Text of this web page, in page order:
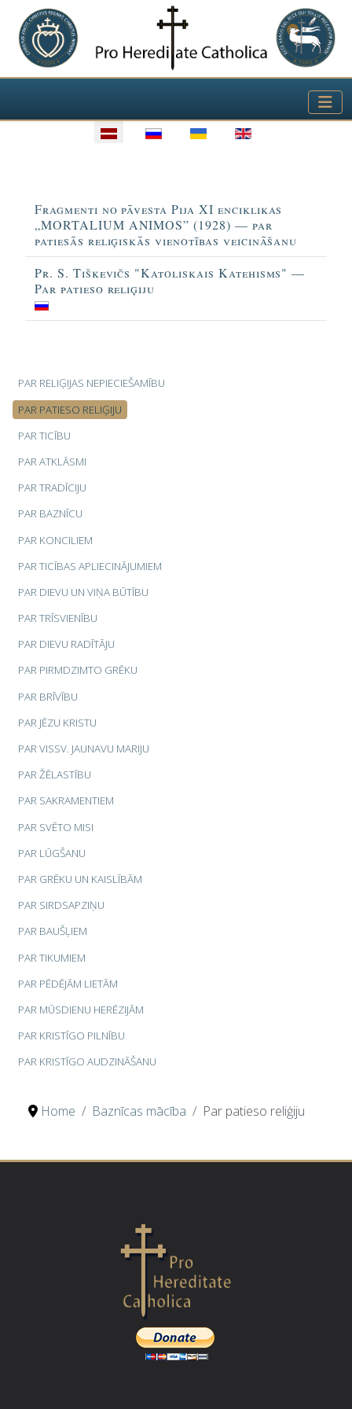
Izvēlieties valodu
PAR RELIĢIJAS NEPIECIEŠAMĪBU
PAR PATIESO RELIĢIJU
PAR TICĪBU
PAR ATKLĀSMI
PAR TRADĪCIJU
PAR BAZNĪCU
PAR KONCILIEM
PAR TICĪBAS APLIECINĀJUMIEM
PAR DIEVU UN VIŅA BŪTĪBU
PAR TRĪSVIENĪBU
PAR DIEVU RADĪTĀJU
PAR PIRMDZIMTO GRĒKU
PAR BRĪVĪBU
PAR JĒZU KRISTU
PAR VISSV. JAUNAVU MARIJU
PAR ŽĒLASTĪBU
PAR SAKRAMENTIEM
PAR SVĒTO MISI
PAR LŪGŠANU
PAR GRĒKU UN KAISLĪBĀM
PAR SIRDSAPZIŅU
PAR BAUŠĻIEM
PAR TIKUMIEM
PAR PĒDĒJĀM LIETĀM
PAR MŪSDIENU HERĒZIJĀM
PAR KRISTĪGO PILNĪBU
PAR KRISTĪGO AUDZINĀŠANU
Virsraksts
Fragmenti no pāvesta Pija XI enciklikas
„MORTALIUM ANIMOS” (1928) — par
patiesās reliģiskās vienotības veicināšanu
Pr. S. Tiškevičs "Katoliskais Katehisms" —
Par patieso reliģiju
Home Baznīcas mācība Par patieso reliģiju